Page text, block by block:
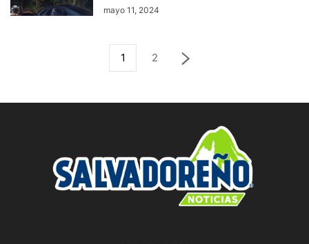
mayo 11, 2024
1 2